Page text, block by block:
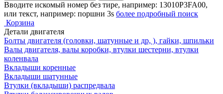
Вводите искомый номер без тире, например: 13010P3FA00,
или текст, например: поршни 3s более подробный поиск
Корзина
Детали двигателя
Болты двигателя (головки, шатунные и др, ), гайки, шпильки
Валы двигателя, валы коробки, втулки шестерни, втулки
коленвала
Вкладыши коренные
Вкладыши шатунные
Втулки (вкладыши) распредвала